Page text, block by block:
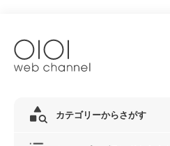
カテゴリーからさがす